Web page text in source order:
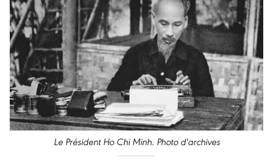
Le Président Ho Chi Minh. Photo d'archives